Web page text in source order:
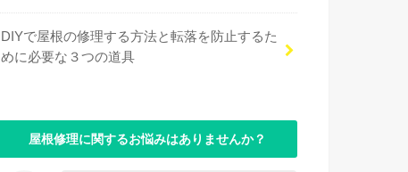
DIYで屋根の修理する方法と転落を防止するた
めに必要な３つの道具
屋根修理に関するお悩みはありませんか？